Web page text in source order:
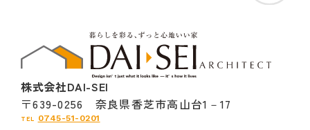
株式会社DAI-SEI
〒639-0256 奈良県香芝市高山台1－17
TEL 0745-51-0201